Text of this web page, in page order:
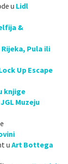
u Lidl
&
Pula ili
Up Escape
knjige
JGL Muzeju
u Art Bottega